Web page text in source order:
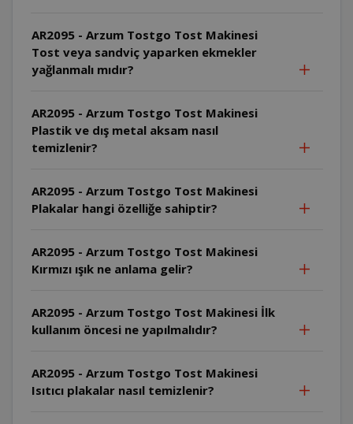
AR2095 - Arzum Tostgo Tost Makinesi
Tost veya sandviç yaparken ekmekler
yağlanmalı mıdır?
AR2095 - Arzum Tostgo Tost Makinesi
Plastik ve dış metal aksam nasıl
temizlenir?
AR2095 - Arzum Tostgo Tost Makinesi
Plakalar hangi özelliğe sahiptir?
AR2095 - Arzum Tostgo Tost Makinesi
Kırmızı ışık ne anlama gelir?
AR2095 - Arzum Tostgo Tost Makinesi İlk
kullanım öncesi ne yapılmalıdır?
AR2095 - Arzum Tostgo Tost Makinesi
Isıtıcı plakalar nasıl temizlenir?